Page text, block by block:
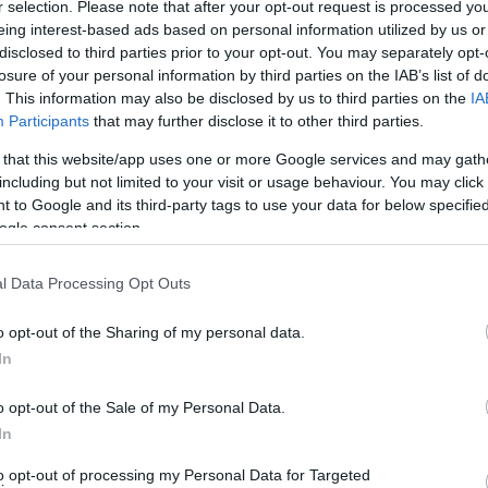
selection. Please note that after your opt-out request is processed
interest-based ads based on personal information utilized by us
to third parties prior to your opt-out. You may separately
of your personal information by third parties on the IAB’s list of
This information may also be disclosed by us to third parties on the
Participants that may further disclose it to other third parties.
that this website/app uses one or more Google services and may
but not limited to your visit or usage behaviour. You may
to Google and its third-party tags to use your data for below
consent section.
Data Processing Opt Outs
opt-out of the Sharing of my personal data.
opt-out of the Sale of my Personal Data.
opt-out of processing my Personal Data for Targeted
είναι εντελώς ανοχύρωτες. Διαθέτουν μόνο
και το κοντινότερο νοσοκομείο είναι στην…
ασφαλείς! Δεν έχουν όμως τον κ. Μανιό που απ’ ότι
από τα τρία αυτά νησιά με επιχειρησιακή
Ντόρο και της πληθώρας των πλοίων που διέρχονται,
αρχές της Άνδρου, πρέπει μα είναι άμεση και δυνατή
επαφές στην Αθήνα να πετύχει αυτό που
όχι πολίτικα παιχνίδια εις βάρος των κατοίκων